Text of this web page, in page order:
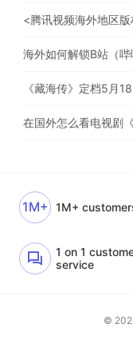
《藏海传》定档5月
1M+ 1M+
1 on 1
service
©